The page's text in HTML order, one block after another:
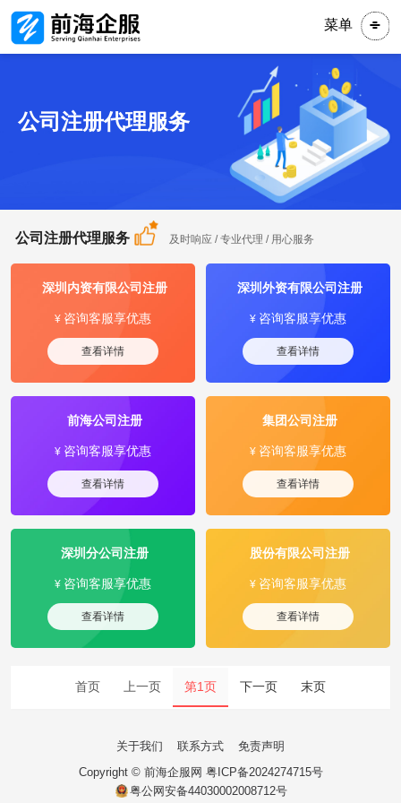
菜单
公司注册代理服务
公司注册代理服务 及时响应 / 专业代理 / 用心服务
深圳内资有限公司注册
¥ 咨询客服享优惠
查看详情
深圳外资有限公司注册
¥ 咨询客服享优惠
查看详情
前海公司注册
¥ 咨询客服享优惠
查看详情
集团公司注册
¥ 咨询客服享优惠
查看详情
深圳分公司注册
¥ 咨询客服享优惠
查看详情
股份有限公司注册
¥ 咨询客服享优惠
查看详情
首页 上一页 第1页 下一页 末页
关于我们 联系方式
免责声明
Copyright © 前海企服网 粤ICP备2024274715号
粤公网安备44030002008712号